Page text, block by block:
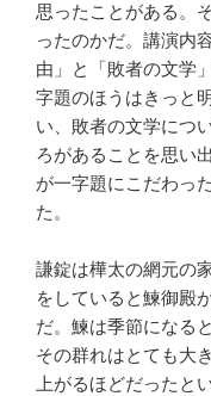
思ったことがある。
ったのかだ。講演内
由」と「敗者の文学
字題のほうはきっと
い、敗者の文学につ
ろがあることを思い
が一字題にこだわっ
た。
謙錠は樺太の網元の
をしていると鰊御殿
だ。鰊は季節になる
その群れはとても大
上がるほどだったと